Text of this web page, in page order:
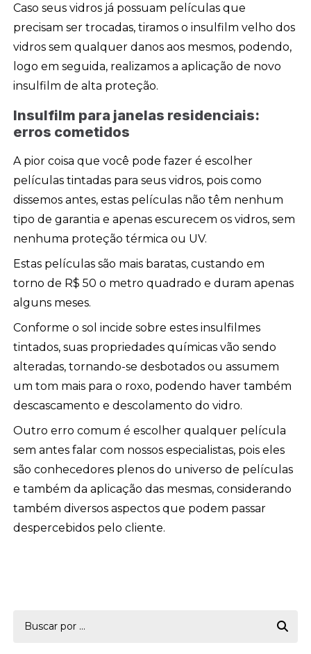
Caso seus vidros já possuam películas que
precisam ser trocadas, tiramos o insulfilm velho dos
vidros sem qualquer danos aos mesmos, podendo,
logo em seguida, realizamos a aplicação de novo
insulfilm de alta proteção.
Insulfilm para janelas residenciais:
erros cometidos
A pior coisa que você pode fazer é escolher
películas tintadas para seus vidros, pois como
dissemos antes, estas películas não têm nenhum
tipo de garantia e apenas escurecem os vidros, sem
nenhuma proteção térmica ou UV.
Estas películas são mais baratas, custando em
torno de R$ 50 o metro quadrado e duram apenas
alguns meses.
Conforme o sol incide sobre estes insulfilmes
tintados, suas propriedades químicas vão sendo
alteradas, tornando-se desbotados ou assumem
um tom mais para o roxo, podendo haver também
descascamento e descolamento do vidro.
Outro erro comum é escolher qualquer película
sem antes falar com nossos especialistas, pois eles
são conhecedores plenos do universo de películas
e também da aplicação das mesmas, considerando
também diversos aspectos que podem passar
despercebidos pelo cliente.